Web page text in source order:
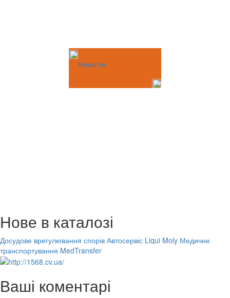
Новости
Нове в каталозі
Досудове врегулювання спорів Автосервіс Liqui Moly Медичне
транспортування MedTransfer
Ваші коментарі